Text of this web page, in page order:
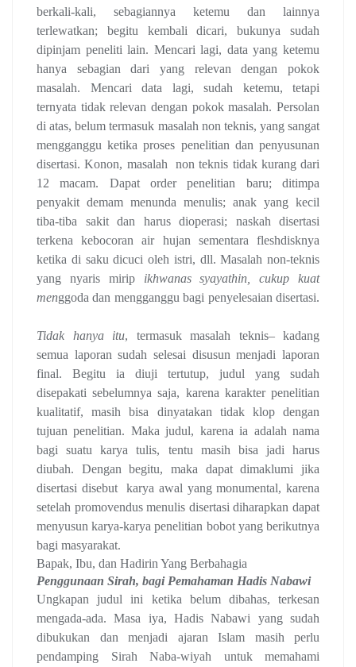
berkali-kali, sebagiannya ketemu dan lainnya
terlewatkan; begitu kembali dicari, bukunya sudah
dipinjam peneliti lain. Mencari lagi, data yang ketemu
hanya sebagian dari yang relevan dengan pokok
masalah. Mencari data lagi, sudah ketemu, tetapi
ternyata tidak relevan dengan pokok masalah. Persolan
di atas, belum termasuk masalah non teknis, yang sangat
mengganggu ketika proses penelitian dan penyusunan
disertasi. Konon, masalah
non teknis tidak kurang dari
12 macam. Dapat order penelitian baru; ditimpa
penyakit demam menunda menulis; anak yang kecil
tiba-tiba sakit dan harus dioperasi; naskah disertasi
terkena kebocoran air hujan sementara fleshdisknya
ketika di saku dicuci oleh istri, dll. Masalah non-teknis
yang nyaris mirip ikhwanas syayathin, cukup kuat
menggoda dan mengganggu bagi penyelesaian disertasi.
Tidak hanya itu, termasuk masalah teknis– kadang
semua laporan sudah selesai disusun menjadi laporan
final. Begitu ia diuji tertutup, judul yang sudah
disepakati sebelumnya saja, karena karakter penelitian
kualitatif, masih bisa dinyatakan tidak klop dengan
tujuan penelitian. Maka judul, karena ia adalah nama
bagi suatu karya tulis, tentu masih bisa jadi harus
diubah. Dengan begitu, maka dapat dimaklumi jika
disertasi disebut
karya awal yang monumental, karena
setelah promovendus menulis disertasi diharapkan dapat
menyusun karya-karya penelitian bobot yang berikutnya
bagi masyarakat.
Bapak, Ibu, dan Hadirin Yang Berbahagia
Penggunaan Sirah, bagi Pemahaman Hadis Nabawi
Ungkapan judul ini ketika belum dibahas, terkesan
mengada-ada. Masa iya, Hadis Nabawi yang sudah
dibukukan dan menjadi ajaran Islam masih perlu
pendamping Sirah Naba-wiyah untuk memahami